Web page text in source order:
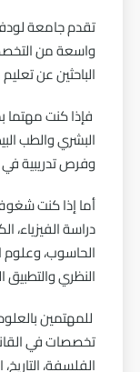
تقدم جامعة
واسعة من
الباحثين عن
فإذا كنت مهتما
البشري والطب
وفرص تدريبية
أما إذا كنت
دراسة الفيزياء،
الحاسوب، وعلوم
النظري والتطبيق
للمهتمين
تخصصات في
الفلسفة،